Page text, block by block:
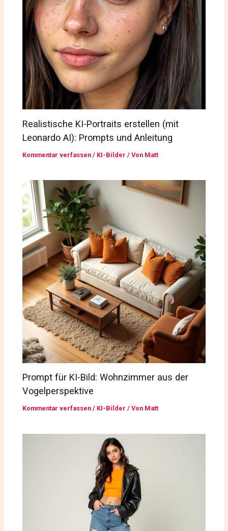
Realistische KI-Portraits erstellen (mit
Leonardo AI): Prompts und Anleitung
Kommentar verfassen / KI-Bilder / Von Matt
Prompt für KI-Bild: Wohnzimmer aus der
Vogelperspektive
Kommentar verfassen / KI-Bilder / Von Matt